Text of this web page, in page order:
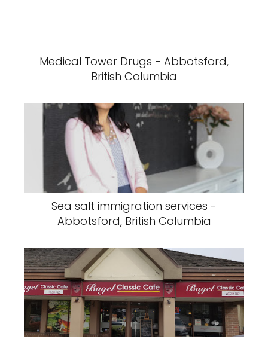
Medical Tower Drugs - Abbotsford,
British Columbia
Sea salt immigration services -
Abbotsford, British Columbia